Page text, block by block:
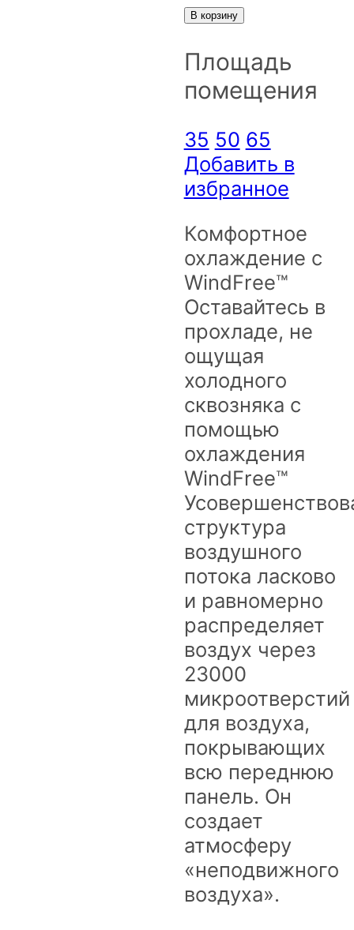
В корзину
Площадь
помещения
35 50 65
Добавить в
избранное
Комфортное
охлаждение с
WindFree™
Оставайтесь в
прохладе, не
ощущая
холодного
сквозняка с
помощью
охлаждения
WindFree™
структура
воздушного
потока ласково
и равномерно
распределяет
воздух через
23000
микроотверстий
для воздуха,
покрывающих
всю переднюю
панель. Он
создает
атмосферу
«неподвижного
воздуха».